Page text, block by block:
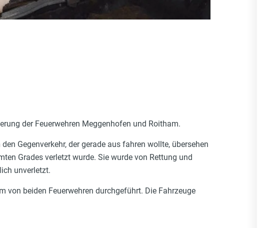
der Feuerwehren Meggenhofen und Roitham.
Gegenverkehr, der gerade aus fahren wollte, übersehen
Grades verletzt wurde. Sie wurde von Rettung und
unverletzt.
von beiden Feuerwehren durchgeführt. Die Fahrzeuge